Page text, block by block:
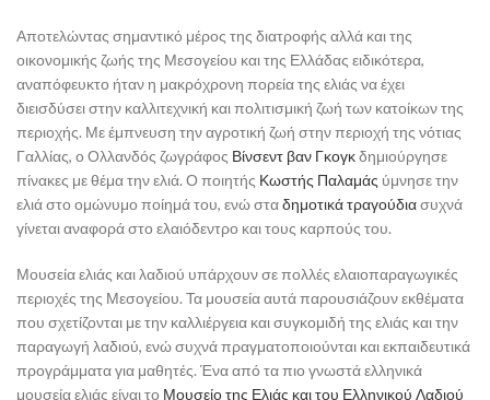
Αποτελώντας σημαντικό μέρος της διατροφής αλλά και της
οικονομικής ζωής της Μεσογείου και της Ελλάδας ειδικότερα,
αναπόφευκτο ήταν η μακρόχρονη πορεία της ελιάς να έχει
διεισδύσει στην καλλιτεχνική και πολιτισμική ζωή των κατοίκων της
περιοχής. Με έμπνευση την αγροτική ζωή στην περιοχή της νότιας
Γαλλίας, ο Ολλανδός ζωγράφος Βίνσεντ βαν Γκογκδημιούργησε
πίνακες με θέμα την ελιά. Ο ποιητής Κωστής Παλαμάς ύμνησε την
ελιά στο ομώνυμο ποίημά του, ενώ σταδημοτικά τραγούδιασυχνά
γίνεται αναφορά στο ελαιόδεντρο και τους καρπούς του.
Μουσεία ελιάς και λαδιού υπάρχουν σε πολλές ελαιοπαραγωγικές
περιοχές της Μεσογείου. Τα μουσεία αυτά παρουσιάζουν εκθέματα
που σχετίζονται με την καλλιέργεια και συγκομιδή της ελιάς και την
παραγωγή λαδιού, ενώ συχνά πραγματοποιούνται και εκπαιδευτικά
προγράμματα για μαθητές. Ένα από τα πιο γνωστά ελληνικά
μουσεία ελιάς είναι το Μουσείο της Ελιάς και του Ελληνικού Λαδιού